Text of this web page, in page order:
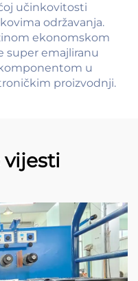
učinkovitosti
održavanja.
ekonomskom
super emajliranu
u
proizvodnji.
vijesti